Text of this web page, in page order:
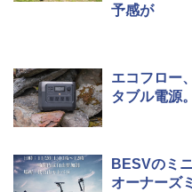
予感が
エコフロー
タブル電源
BESVのミ
オーナーズ